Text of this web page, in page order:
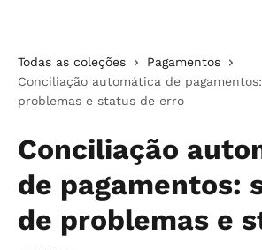
Todas as coleções
Pagamentos
Conciliação automática de
problemas e status de erro
Conciliação
de pagamentos:
de problemas e